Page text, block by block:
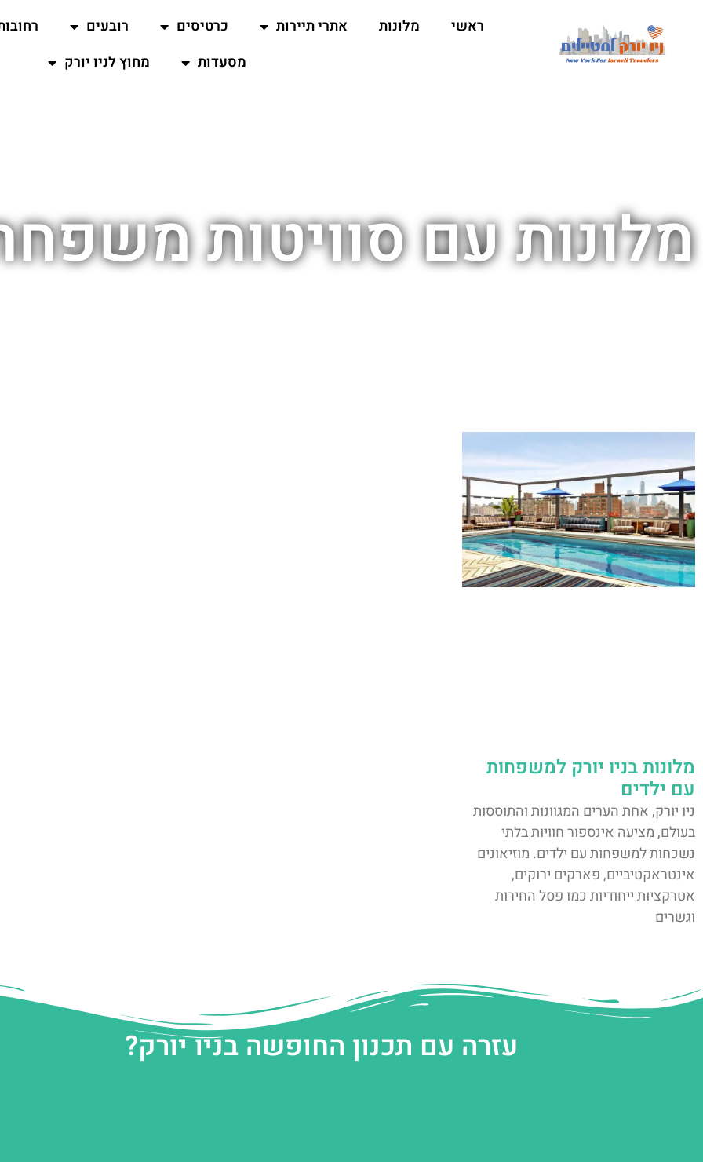
ראשי מלונות אתרי תיירות כרטיסים רובעים
מסעדות
מחוץ לניו יורק
מלונות עם סוויטות
מלונות בניו יורק למשפחות
עם ילדים
ניו יורק, אחת הערים המגוונות והתוססות
בעולם, מציעה אינספור חוויות בלתי
נשכחות למשפחות עם ילדים. מוזיאונים
אינטראקטיביים, פארקים ירוקים,
אטרקציות ייחודיות כמו פסל החירות
וגשרים
עזרה עם תכנון החופשה בניו יורק?